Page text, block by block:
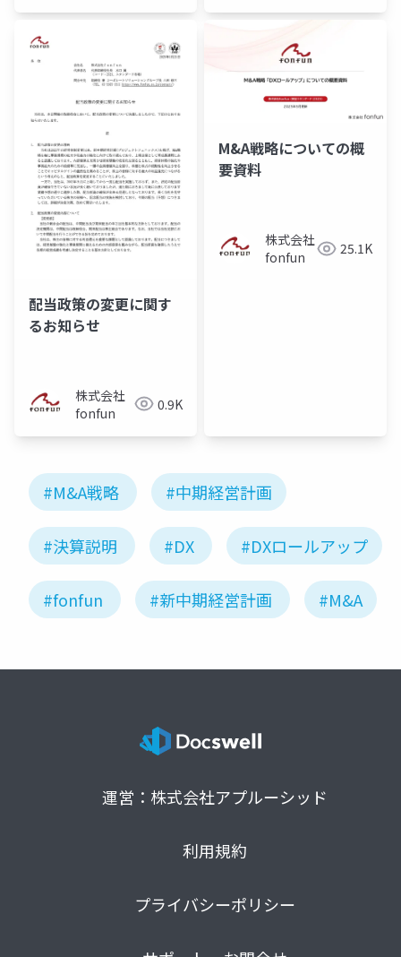
配当政策の変更に関す
るお知らせ
株式会社
fonfun
0.9K
M&A戦略についての概
要資料
株式会社
fonfun
25.1K
#M&A戦略 #中期経営計画
#決算説明 #DX #DXロールアップ
#fonfun #新中期経営計画 #M&A
運営：株式会社アプルーシッド
利用規約
プライバシーポリシー